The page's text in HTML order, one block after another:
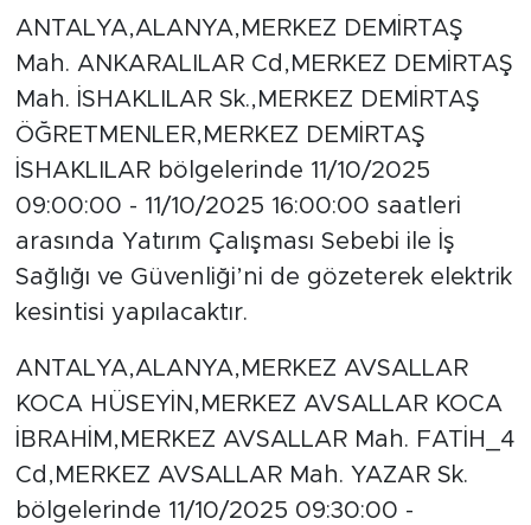
ANTALYA,ALANYA,MERKEZ DEMİRTAŞ
Mah. ANKARALILAR Cd,MERKEZ DEMİRTAŞ
Mah. İSHAKLILAR Sk.,MERKEZ DEMİRTAŞ
ÖĞRETMENLER,MERKEZ DEMİRTAŞ
İSHAKLILAR bölgelerinde 11/10/2025
09:00:00 - 11/10/2025 16:00:00 saatleri
arasında Yatırım Çalışması Sebebi ile İş
Sağlığı ve Güvenliği’ni de gözeterek elektrik
kesintisi yapılacaktır.
ANTALYA,ALANYA,MERKEZ AVSALLAR
KOCA HÜSEYİN,MERKEZ AVSALLAR KOCA
İBRAHİM,MERKEZ AVSALLAR Mah. FATİH_4
Cd,MERKEZ AVSALLAR Mah. YAZAR Sk.
bölgelerinde 11/10/2025 09:30:00 -